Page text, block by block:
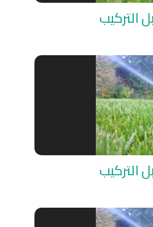
التركيب
التركيب